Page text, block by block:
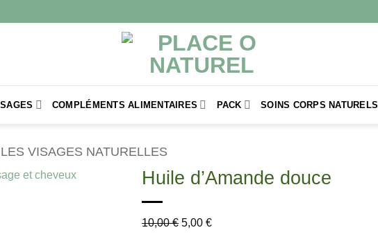
COMPLÉMENTS ALIMENTAIRES PACK SOINS CORPS NATURELS
VISAGES NATURELLES
Huile d’Amande douce
10,00€ 5,00€